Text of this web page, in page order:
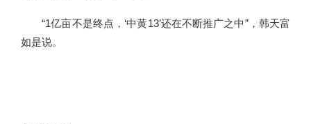
“1亿亩不是终点，‘中黄13’还在不断推广之中”，韩天富
如是说。